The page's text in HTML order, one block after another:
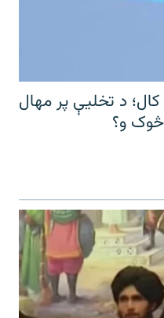
کال؛ د تخلیې پر مهال
څوک و؟